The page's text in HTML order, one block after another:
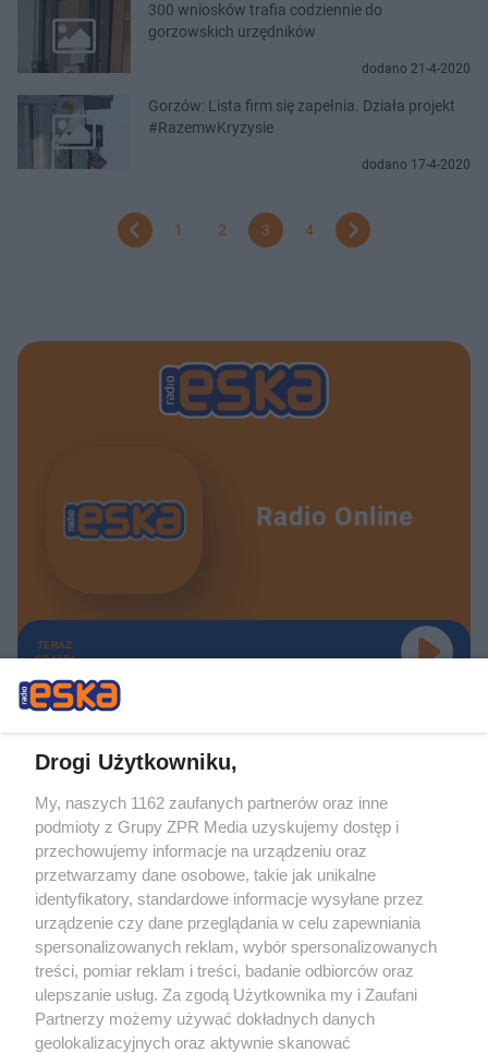
300 wniosków trafia codziennie do
gorzowskich urzędników
dodano 21-4-2020
Gorzów: Lista firm się zapełnia. Działa projekt
#RazemwKryzysie
dodano 17-4-2020
1 2 3 4
Radio Online
TERAZ
GRAMY
Żaden utwór zamieszczony w serwisie nie może być powielany i
rozpowszechniany lub dalej rozpowszechniany w jakikolwiek sposób (w
tym także elektroniczny lub mechaniczny) na jakimkolwiek polu
eksploatacji w jakiejkolwiek formie, włącznie z umieszczaniem w Internecie
bez pisemnej zgody właściciela praw. Jakiekolwiek użycie lub
wykorzystanie utworów w całości lub w części z naruszeniem prawa, tzn.
bez właściwej zgody, jest zabronione pod groźbą kary i może być ścigane
prawnie.
Drogi Użytkowniku,
My, naszych 1162 zaufanych partnerów oraz inne
podmioty z Grupy ZPR Media uzyskujemy dostęp i
przechowujemy informacje na urządzeniu oraz
przetwarzamy dane osobowe, takie jak unikalne
identyfikatory, standardowe informacje wysyłane przez
urządzenie czy dane przeglądania w celu zapewniania
spersonalizowanych reklam, wybór spersonalizowanych
treści, pomiar reklam i treści, badanie odbiorców oraz
ulepszanie usług. Za zgodą Użytkownika my i Zaufani
Partnerzy możemy używać dokładnych danych
geolokalizacyjnych oraz aktywnie skanować